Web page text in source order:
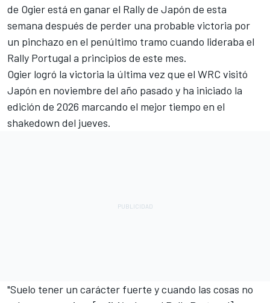
de Ogier está en ganar el Rally de Japón de esta
semana después de perder una probable victoria por
un pinchazo en el penúltimo tramo cuando lideraba el
Rally Portugal a principios de este mes.
Ogier logró la victoria la última vez que el WRC visitó
Japón en noviembre del año pasado y ha iniciado la
edición de 2026 marcando el mejor tiempo en el
shakedown del jueves.
"Suelo tener un carácter fuerte y cuando las cosas no